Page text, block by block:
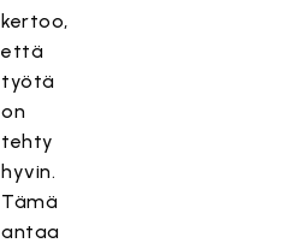
kertoo,
että
työtä
on
tehty
hyvin.
Tämä
antaa